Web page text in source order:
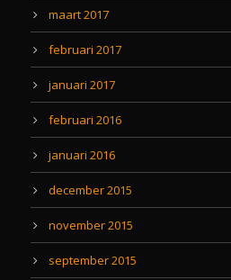
maart 2017
februari 2017
januari 2017
februari 2016
januari 2016
december 2015
november 2015
september 2015